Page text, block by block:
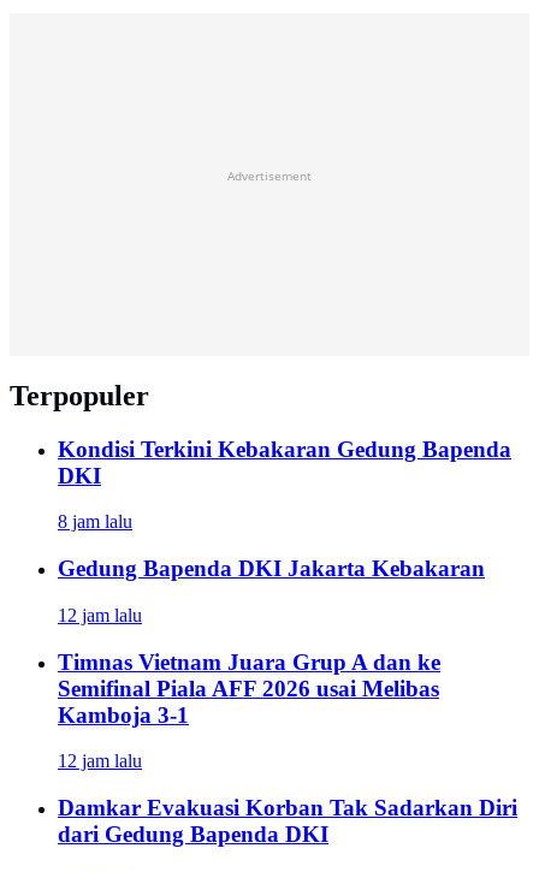
Advertisement
Terpopuler
Kondisi Terkini Kebakaran Gedung Bapenda
DKI
8 jam lalu
Gedung Bapenda DKI Jakarta Kebakaran
12 jam lalu
Timnas Vietnam Juara Grup A dan ke
Semifinal Piala AFF 2026 usai Melibas
Kamboja 3-1
12 jam lalu
Damkar Evakuasi Korban Tak Sadarkan Diri
dari Gedung Bapenda DKI